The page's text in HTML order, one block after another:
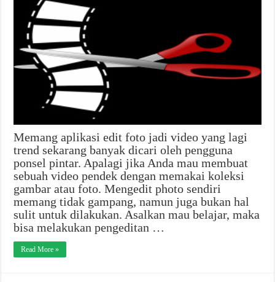
Memang aplikasi edit foto jadi video yang lagi
trend sekarang banyak dicari oleh pengguna
ponsel pintar. Apalagi jika Anda mau membuat
sebuah video pendek dengan memakai koleksi
gambar atau foto. Mengedit photo sendiri
memang tidak gampang, namun juga bukan hal
sulit untuk dilakukan. Asalkan mau belajar, maka
bisa melakukan pengeditan …
Read More »